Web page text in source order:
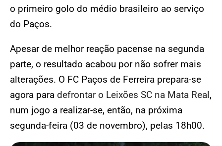
o primeiro golo do médio brasileiro ao serviço
do Paços.
Apesar de melhor reação pacense na segunda
parte, o resultado acabou por não sofrer mais
alterações. O FC Paços de Ferreira prepara-se
agora para defrontar o Leixões SC na Mata Real,
num jogo a realizar-se, então, na próxima
segunda-feira (03 de novembro), pelas 18h00.